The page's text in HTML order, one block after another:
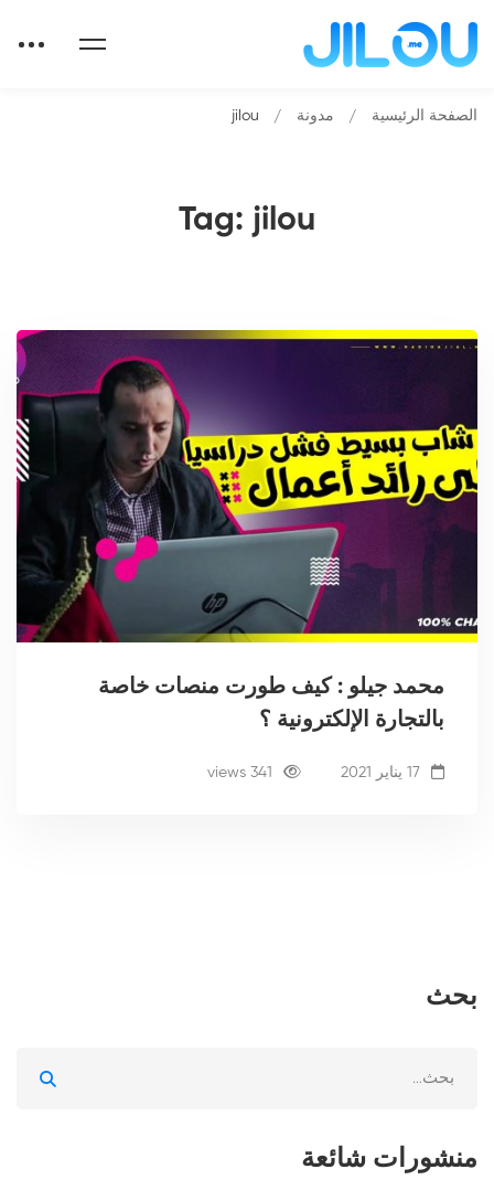
Tag: jilou
الصفحة الرئيسية مدونة jilou
محمد جيلو : كيف طورت منصات خاصة
بالتجارة الإلكترونية ؟
341 views
بحث
منشورات شائعة